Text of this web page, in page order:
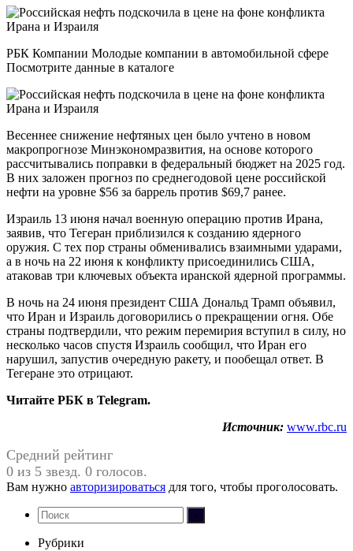
РБК Компании Молодые компании в автомобильной сфере
Посмотрите данные в каталоге
Весеннее снижение нефтяных цен было учтено в новом
макропрогнозе Минэкономразвития, на основе которого
рассчитывались поправки в федеральный бюджет на 2025 год.
В них заложен прогноз по среднегодовой цене российской
нефти на уровне $56 за баррель против $69,7 ранее.
Израиль 13 июня начал военную операцию против Ирана,
заявив, что Тегеран приблизился к созданию ядерного
оружия. С тех пор страны обменивались взаимными ударами,
а в ночь на 22 июня к конфликту присоединились США,
атаковав три ключевых объекта иранской ядерной программы.
В ночь на 24 июня президент США Дональд Трамп объявил,
что Иран и Израиль договорились о прекращении огня. Обе
страны подтвердили, что режим перемирия вступил в силу, но
несколько часов спустя Израиль сообщил, что Иран его
нарушил, запустив очередную ракету, и пообещал ответ. В
Тегеране это отрицают.
Читайте РБК в Telegram.
Источник: www.rbc.ru
Средний рейтинг
0 из 5 звезд. 0 голосов.
Вам нужно авторизироваться для того, чтобы проголосовать.
Рубрики